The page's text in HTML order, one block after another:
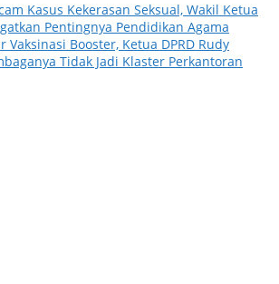
Kasus Kekerasan Seksual, Wakil Ketua
Pentingnya Pendidikan Agama
Vaksinasi Booster, Ketua DPRD Rudy
Tidak Jadi Klaster Perkantoran